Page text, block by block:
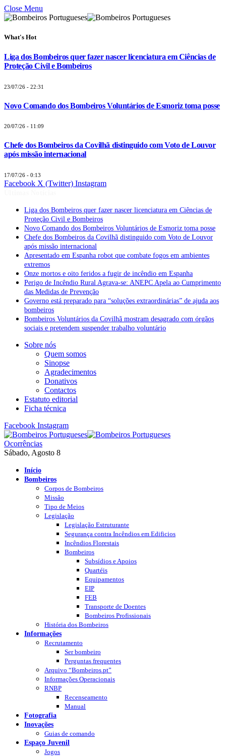
Close Menu
What's Hot
Liga dos Bombeiros quer fazer nascer licenciatura em Ciências de
Proteção Civil e Bombeiros
23/07/26 - 22:31
Novo Comando dos Bombeiros Voluntários de Esmoriz toma posse
20/07/26 - 11:09
Chefe dos Bombeiros da Covilhã distinguido com Voto de Louvor
após missão internacional
17/07/26 - 0:13
Facebook X (Twitter) Instagram
Liga dos Bombeiros quer fazer nascer licenciatura em Ciências de
Proteção Civil e Bombeiros
Novo Comando dos Bombeiros Voluntários de Esmoriz toma posse
Chefe dos Bombeiros da Covilhã distinguido com Voto de Louvor
após missão internacional
Apresentado em Espanha robot que combate fogos em ambientes
extremos
Onze mortos e oito feridos a fugir de incêndio em Espanha
Perigo de Incêndio Rural Agrava-se: ANEPC Apela ao Cumprimento
das Medidas de Prevenção
Governo está preparado para “soluções extraordinárias” de ajuda aos
bombeiros
Bombeiros Voluntários da Covilhã mostram desagrado com órgãos
sociais e pretendem suspender trabalho voluntário
Sobre nós
Quem somos
Sinopse
Agradecimentos
Donativos
Contactos
Estatuto editorial
Ficha técnica
Facebook Instagram
Ocorrências
Sábado, Agosto 8
Início
Bombeiros
Corpos de Bombeiros
Missão
Tipo de Meios
Legislação
Legislação Estruturante
Segurança contra Incêndios em Edificios
Incêndios Florestais
Bombeiros
Subsídios e Apoios
Quartéis
Equipamentos
EIP
FEB
Transporte de Doentes
Bombeiros Profissionais
História dos Bombeiros
Informações
Recrutamento
Ser bombeiro
Perguntas frequentes
Arquivo “Bombeiros.pt”
Informações Operacionais
RNBP
Recenseamento
Manual
Fotografia
Inovações
Guias de comando
Espaço Juvenil
Jogos